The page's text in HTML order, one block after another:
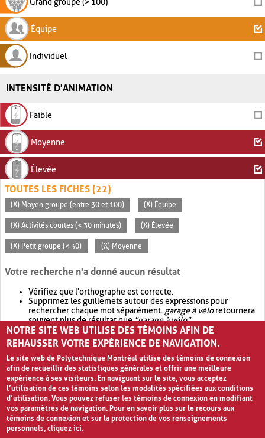
Équipe
Individuel
INTENSITÉ D'ANIMATION
Faible
Moyenne
Élevée
TOUTES LES FICHES (22)
(X) Moyen groupe (entre 30 et 100) (X) Équipe
(X) Activités courtes (< 30 minutes) (X) Élevée
(X) Petit groupe (< 30) (X) Moyenne
Votre recherche n'a donné aucun résultat
Vérifiez que l'orthographe est correcte.
Supprimez les guillemets autour des expressions pour
rechercher chaque mot séparément. garage à véloretournera
souvent plus de résultat que"garage à vélo".
Envisagez d'élargir votre recherche avec OR.garage OR vélo
retournera souvent plus de résultat quegarage à vélo
NOTRE SITE WEB UTILISE DES TÉMOINS AFIN DE
REHAUSSER VOTRE EXPÉRIENCE DE NAVIGATION.
Le site web de Polytechnique Montréal utilise des témoins de connexion
afin de recueillir des statistiques générales et offrir une meilleure
expérience à ses visiteurs. En naviguant sur le site, vous acceptez
l’utilisation de ces témoins selon les modalités spécifiées aux conditions
d’utilisation. Vous pouvez refuser les témoins de connexion en modifiant
vos paramètres de navigation. Pour en savoir plus sur le recours aux
témoins de connexion et sur la protection de vos renseignements
personnels,cliquez ici.